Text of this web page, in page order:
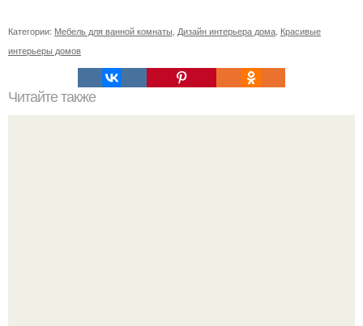
Категории: Мебель для ванной комнаты, Дизайн интерьера дома, Красивые
интерьеры домов
Читайте также